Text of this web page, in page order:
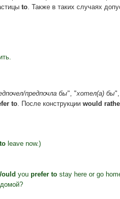
to . Также в таких случаях
предпочла бы", "хотел(а) бы
to . После конструкции would
leave now.)
you prefer to stay here or go